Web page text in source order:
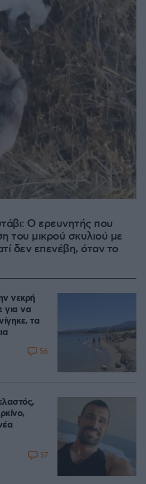
Ο ερευνητής που
του μικρού σκυλιού με
δεν επενέβη, όταν το
νεκρή
για να
τα
56
57